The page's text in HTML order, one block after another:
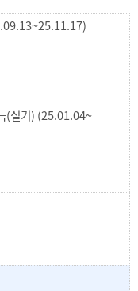
(실기) (25.01.04~